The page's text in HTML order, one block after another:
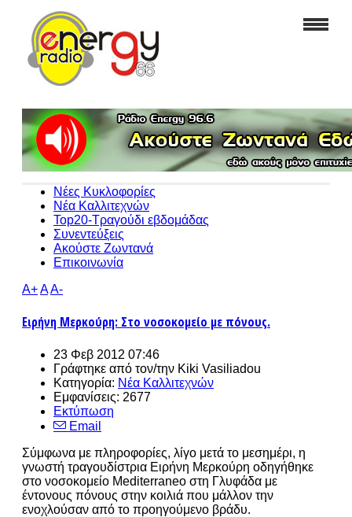
Νέες Κυκλοφορίες
Νέα Καλλιτεχνών
Top20-Τραγούδι εβδομάδας
Συνεντεύξεις
Ακούστε Ζωντανά
Επικοινωνία
A+AA-
Ειρήνη Μερκούρη: Στο νοσοκομείο με πόνους.
23 Φεβ 2012 07:46
Γράφτηκε από τον/την Kiki Vasiliadou
Κατηγορία: Νέα Καλλιτεχνών
Εμφανίσεις: 2677
Εκτύπωση
Email
Σύμφωνα με πληροφορίες, λίγο μετά το μεσημέρι, η
γνωστή τραγουδίστρια Ειρήνη Μερκούρη οδηγήθηκε
στο νοσοκομείο Mediterraneo στη Γλυφάδα με
έντονους πόνους στην κοιλιά που μάλλον την
ενοχλούσαν από το προηγούμενο βράδυ.